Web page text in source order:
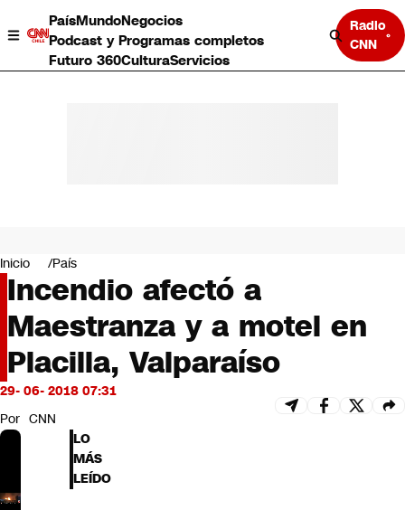
PaísMundoNegocios
Podcast y Programas completos
Futuro 360CulturaServicios
Radio
CNN
Negocios
Deportes
Programas completos
Cultura
Servicios
Bits
CNN tiempo
Futuro 360
Opinión
Inicio País
Incendio afectó a
Maestranza y a motel en
Placilla, Valparaíso
29- 06- 2018 07:31
Por CNN
LO
MÁS
LEÍDO